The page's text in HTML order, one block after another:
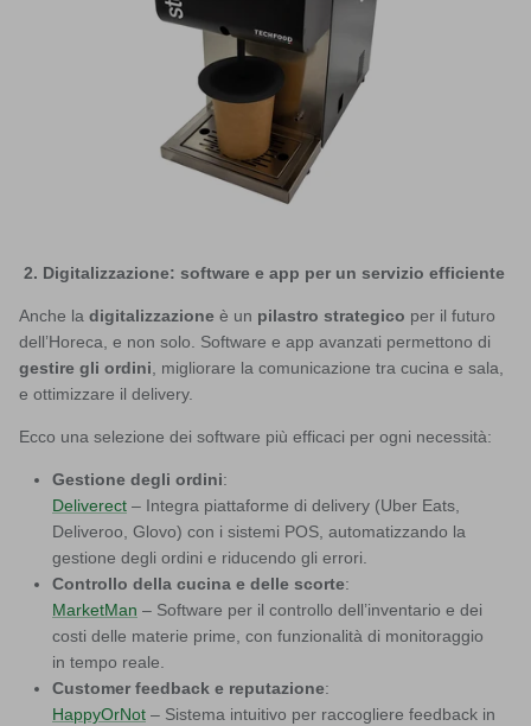
2. Digitalizzazione: software e app per un servizio efficiente
Anche la digitalizzazione è un pilastro strategico per il futuro
dell’Horeca, e non solo. Software e app avanzati permettono di
gestire gli ordini , migliorare la comunicazione tra cucina e sala,
e ottimizzare il delivery.
Ecco una selezione dei software più efficaci per ogni necessità:
Gestione degli ordini:
Deliverect – Integra piattaforme di delivery (Uber Eats,
Deliveroo, Glovo) con i sistemi POS, automatizzando la
gestione degli ordini e riducendo gli errori.
Controllo della cucina e delle scorte:
MarketMan – Software per il controllo dell’inventario e dei
costi delle materie prime, con funzionalità di monitoraggio
in tempo reale.
Customer feedback e reputazione:
HappyOrNot – Sistema intuitivo per raccogliere feedback in